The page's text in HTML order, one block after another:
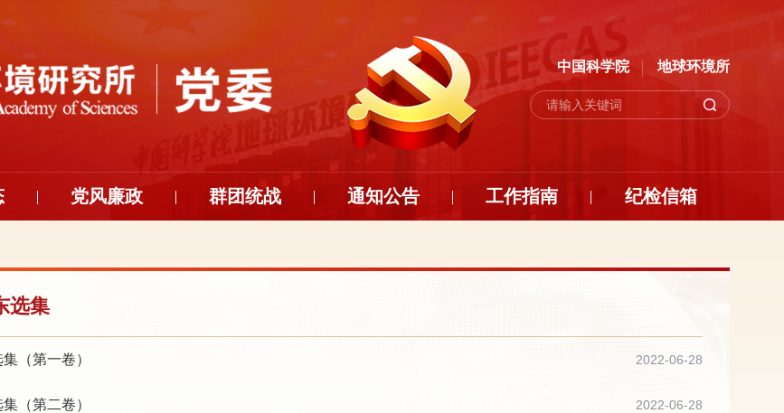
中国科学院 地球环境所
党风廉政 群团统战 通知公告 工作指南 纪检信箱
选集
（第一卷） 2022-06-28
（第二卷） 2022-06-28